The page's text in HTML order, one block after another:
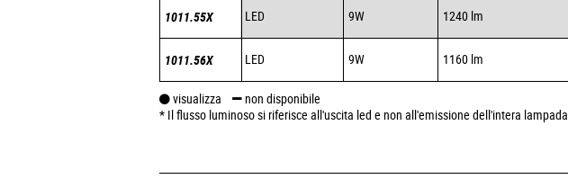
1011.55X LED 9W 1240 lm
1011.56X LED 9W 1160 lm
visualizza
non disponibile
* Il flusso luminoso si riferisce all'uscita led e non all'emissione dell'intera lampada